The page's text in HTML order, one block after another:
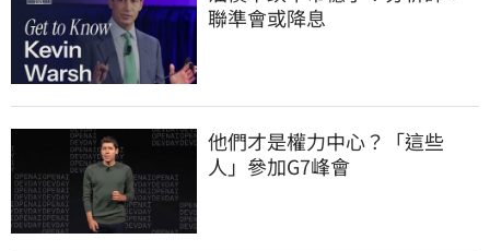
聯準會或降息
他們才是權力中心？「這些
人」參加G7峰會